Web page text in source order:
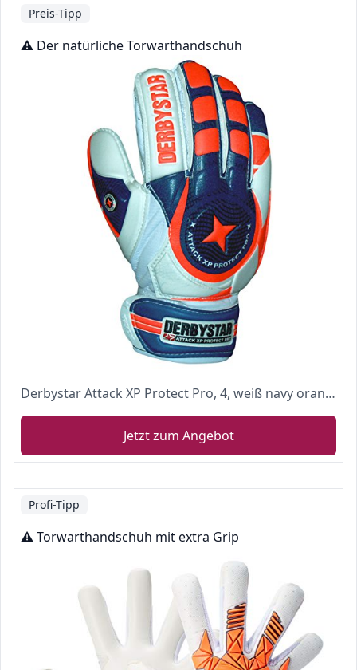
Preis-Tipp
⚠️ Der natürliche Torwarthandschuh
Derbystar Attack XP Protect Pro, 4, weiß navy orange, 2649040000
Jetzt zum Angebot
Profi-Tipp
⚠️ Torwarthandschuh mit extra Grip